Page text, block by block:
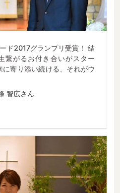
ド2017グランプリ受賞！ 結
繋がるお付き合いがスター
に寄り添い続ける、それがウ
智広さん